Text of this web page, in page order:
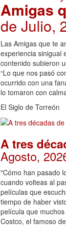
Amigas
de Julio,
Las Amigas que te
experiencia sinigual
contenido subieron
“Lo que nos pasó
ocurrido con una
lo tomaron con
El Siglo de Torreón
A tres
Agosto,
"Cómo han pasado
cuando volteas al
películas que
tiempo de haber
película que
Costco, el famoso